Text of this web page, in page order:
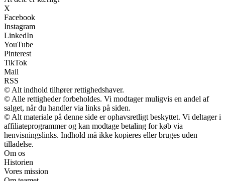
X
Facebook
Instagram
LinkedIn
YouTube
Pinterest
TikTok
Mail
RSS
© Alt indhold tilhører rettighedshaver.
© Alle rettigheder forbeholdes. Vi modtager muligvis en andel af
salget, når du handler via links på siden.
© Alt materiale på denne side er ophavsretligt beskyttet. Vi deltager i
affiliateprogrammer og kan modtage betaling for køb via
henvisningslinks. Indhold må ikke kopieres eller bruges uden
tilladelse.
Om os
Historien
Vores mission